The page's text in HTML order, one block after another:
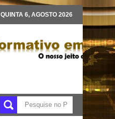
QUINTA 6, AGOSTO 2026